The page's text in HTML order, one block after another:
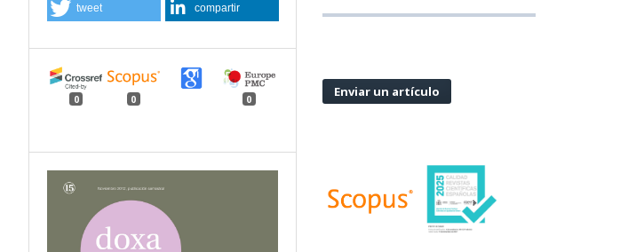
tweet compartir
0 0 0 Enviar un artículo